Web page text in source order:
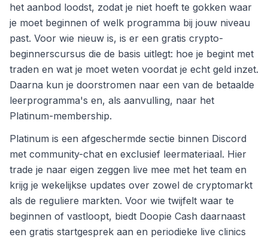
het aanbod loodst, zodat je niet hoeft te gokken waar
je moet beginnen of welk programma bij jouw niveau
past. Voor wie nieuw is, is er een gratis crypto-
beginnerscursus die de basis uitlegt: hoe je begint met
traden en wat je moet weten voordat je echt geld inzet.
Daarna kun je doorstromen naar een van de betaalde
leerprogramma's en, als aanvulling, naar het
Platinum-membership.
Platinum is een afgeschermde sectie binnen Discord
met community-chat en exclusief leermateriaal. Hier
trade je naar eigen zeggen live mee met het team en
krijg je wekelijkse updates over zowel de cryptomarkt
als de reguliere markten. Voor wie twijfelt waar te
beginnen of vastloopt, biedt Doopie Cash daarnaast
een gratis startgesprek aan en periodieke live clinics